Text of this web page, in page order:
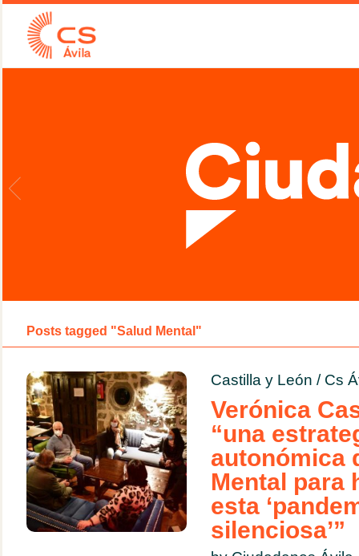
Posts tagged "Salud Mental"
Castilla y León / Cs
Verónica
“una
autonómica
Mental para
esta
silenciosa’”